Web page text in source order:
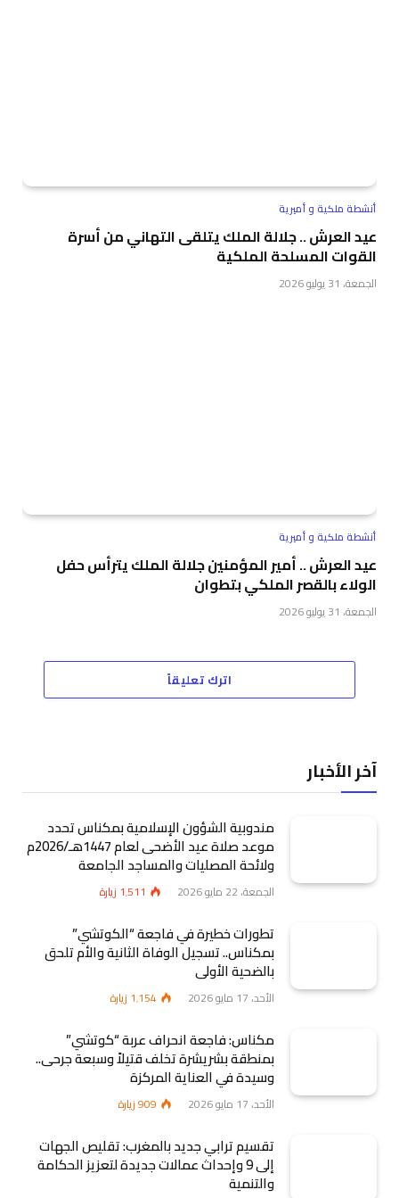
أنشطة ملكية و أميرية
عيد العرش .. جلالة الملك يتلقى التهاني من أسرة
القوات المسلحة الملكية
الجمعة، 31 يوليو 2026
أنشطة ملكية و أميرية
عيد العرش .. أمير المؤمنين جلالة الملك يترأس حفل
الولاء بالقصر الملكي بتطوان
الجمعة، 31 يوليو 2026
اترك تعليقاً
آخر الأخبار
مندوبية الشؤون الإسلامية بمكناس تحدد
موعد صلاة عيد الأضحى لعام 1447هـ/2026م
ولائحة المصليات والمساجد الجامعة
الجمعة، 22 مايو 2026 1٬511 زيارة
تطورات خطيرة في فاجعة “الكوتشي”
بمكناس.. تسجيل الوفاة الثانية والأم تلحق
بالضحية الأولى
الأحد، 17 مايو 2026 1٬154 زيارة
مكناس: فاجعة انحراف عربة “كوتشي”
بمنطقة بشريشرة تخلف قتيلاً وسبعة جرحى..
وسيدة في العناية المركزة
الأحد، 17 مايو 2026 909زيارة
تقسيم ترابي جديد بالمغرب: تقليص الجهات
إلى 9 وإحداث عمالات جديدة لتعزيز الحكامة
والتنمية